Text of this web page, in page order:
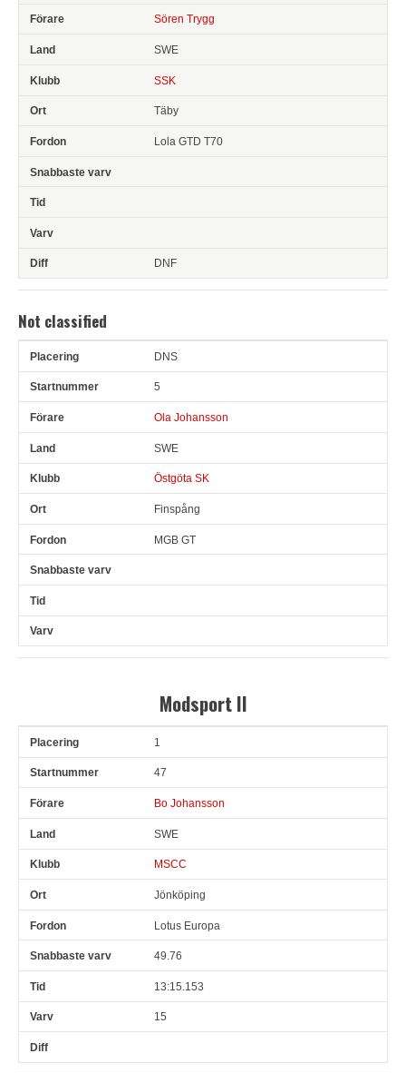
Sören Trygg
SWE
SSK
Täby
Lola GTD T70
DNF
Not classified
Pl Snr Land
DNS
5
Ola Johansson
SWE
Östgöta SK
Finspång
MGB GT
Modsport II
Pl Snr 1
47
Bo Johansson
SWE
MSCC
Jönköping
Lotus Europa
49.76
13:15.153
15